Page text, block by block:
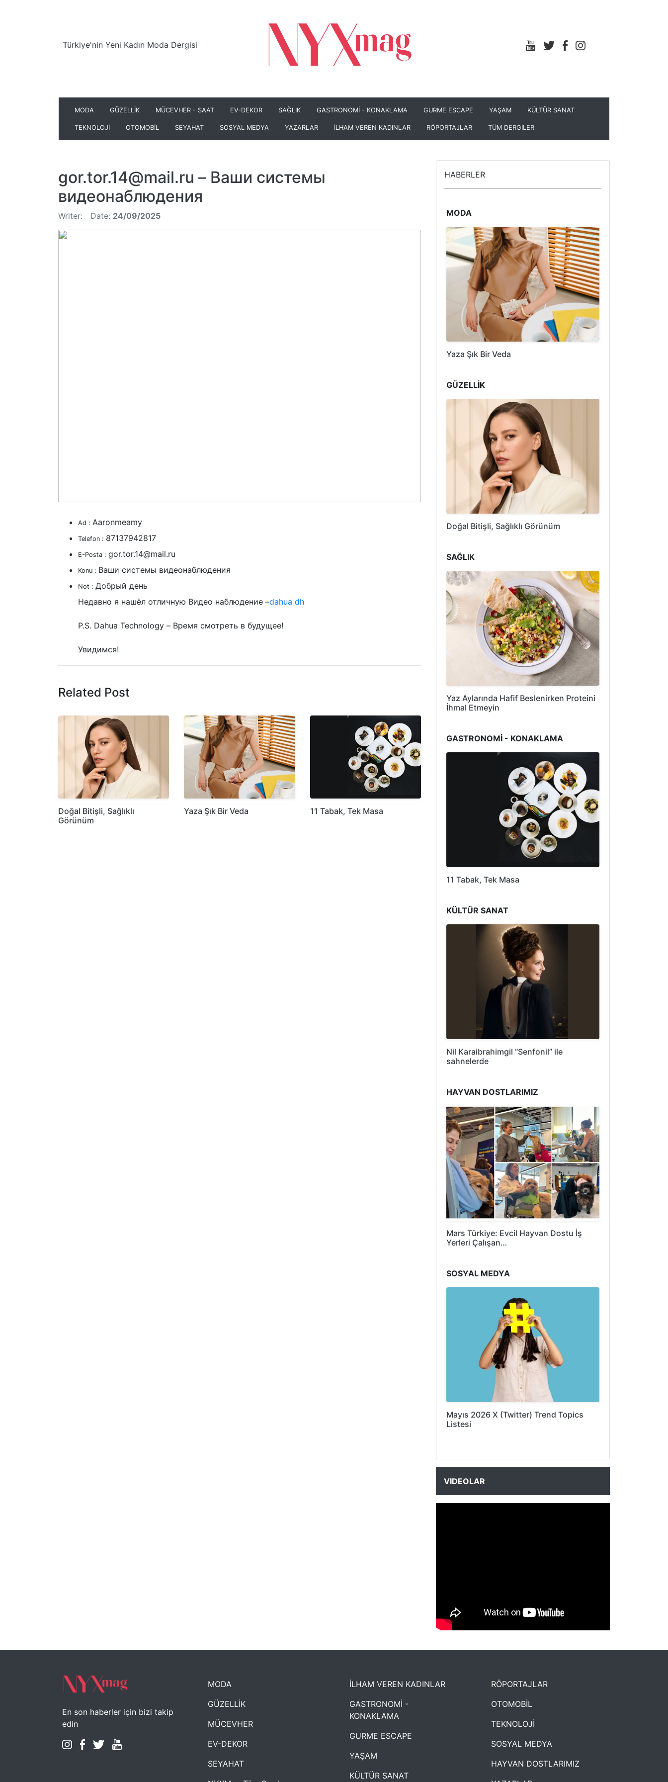
Türkiye'nin Yeni Kadın Moda Dergisi
MODA GÜZELLİK MÜCEVHER - SAAT EV-DEKOR SAĞLIK GASTRONOMİ - KONAKLAMA GURME ESCAPE YAŞAM KÜLTÜR SANAT
TEKNOLOJİ OTOMOBİL SEYAHAT SOSYAL MEDYA YAZARLAR İLHAM VEREN KADINLAR RÖPORTAJLAR TÜM DERGİLER
gor.tor.14@mail.ru – Ваши системы
видеонаблюдения
Writer: Date: 24/09/2025
Ad : Aaronmeamy
Telefon : 87137942817
E-Posta : gor.tor.14@mail.ru
Konu : Ваши системы видеонаблюдения
Not : Добрый день
Недавно я нашёл отличную Видео наблюдение –dahua dh
P.S. Dahua Technology – Время смотреть в будущее!
Увидимся!
Related Post
Doğal Bitişli, Sağlıklı
Görünüm
Yaza Şık Bir Veda 11 Tabak, Tek Masa
HABERLER
MODA
Yaza Şık Bir Veda
GÜZELLİK
Doğal Bitişli, Sağlıklı Görünüm
SAĞLIK
Yaz Aylarında Hafif Beslenirken Proteini
İhmal Etmeyin
GASTRONOMİ - KONAKLAMA
11 Tabak, Tek Masa
KÜLTÜR SANAT
Nil Karaibrahimgil “Senfonil” ile
sahnelerde
HAYVAN DOSTLARIMIZ
Mars Türkiye: Evcil Hayvan Dostu İş
Yerleri Çalışan…
SOSYAL MEDYA
Mayıs 2026 X (Twitter) Trend Topics
Listesi
VIDEOLAR
NYXmag 2. Yaş Kutlama Etkinliği
En son haberler için bizi takip
edin
MODA
GÜZELLİK
MÜCEVHER
EV-DEKOR
SEYAHAT
İLHAM VEREN KADINLAR
GASTRONOMİ -
KONAKLAMA
GURME ESCAPE
YAŞAM
KÜLTÜR SANAT
RÖPORTAJLAR
OTOMOBİL
TEKNOLOJİ
SOSYAL MEDYA
HAYVAN DOSTLARIMIZ